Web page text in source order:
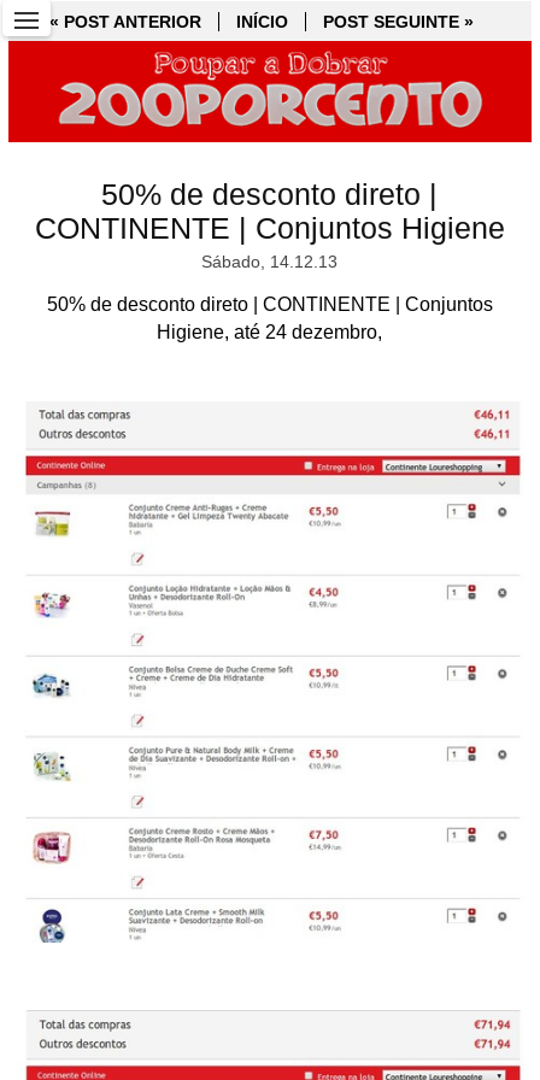
« POST ANTERIOR INÍCIO POST SEGUINTE »
50% de desconto direto |
CONTINENTE | Conjuntos Higiene
Sábado, 14.12.13
50% de desconto direto | CONTINENTE | Conjuntos
Higiene, até 24 dezembro,
« POST ANTERIOR INÍCIO POST SEGUINTE »